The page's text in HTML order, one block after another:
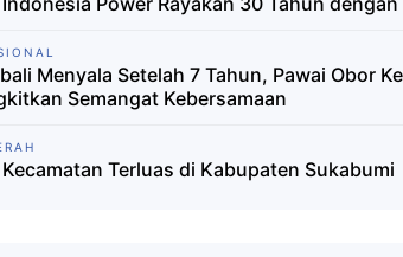
Menyala Setelah 7 Tahun, Pawai Obor
Semangat Kebersamaan
Kecamatan Terluas di Kabupaten Sukabumi